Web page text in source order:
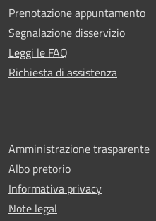
Prenotazione appuntamento
Segnalazione disservizio
Leggi le FAQ
Richiesta di assistenza
Amministrazione trasparente
Albo pretorio
Informativa privacy
Note legal